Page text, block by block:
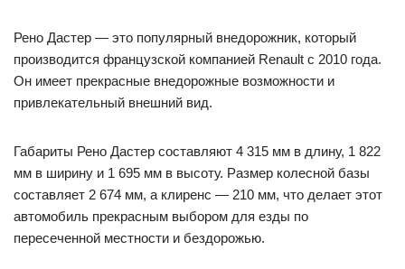
Рено Дастер — это популярный внедорожник, который
производится французской компанией Renault с 2010 года.
Он имеет прекрасные внедорожные возможности и
привлекательный внешний вид.
Габариты Рено Дастер составляют 4 315 мм в длину, 1 822
мм в ширину и 1 695 мм в высоту. Размер колесной базы
составляет 2 674 мм, а клиренс — 210 мм, что делает этот
автомобиль прекрасным выбором для езды по
пересеченной местности и бездорожью.